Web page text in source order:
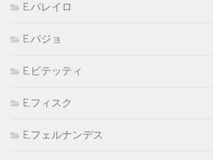
E.バレイロ
E.パジョ
E.ビテッティ
E.フィスク
E.フェルナンデス